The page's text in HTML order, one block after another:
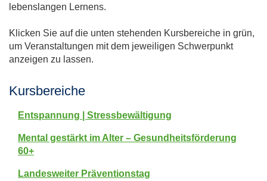
lebenslangen Lernens.
Klicken Sie auf die unten stehenden Kursbereiche in grün,
um Veranstaltungen mit dem jeweiligen Schwerpunkt
anzeigen zu lassen.
Kursbereiche
Entspannung | Stressbewältigung
Mental gestärkt im Alter – Gesundheitsförderung
60+
Landesweiter Präventionstag